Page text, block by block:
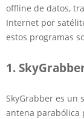
offline de datos,
Internet por
estos programas
1.
SkyGrabber es un
antena parabólica